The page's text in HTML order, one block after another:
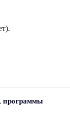
программы